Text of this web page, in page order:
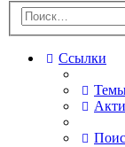
Ссылки
Темы